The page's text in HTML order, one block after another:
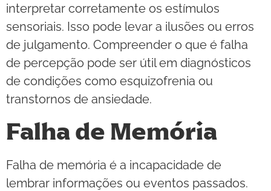
interpretar corretamente os estímulos
sensoriais. Isso pode levar a ilusões ou erros
de julgamento. Compreender o que é falha
de percepção pode ser útil em diagnósticos
de condições como esquizofrenia ou
transtornos de ansiedade.
Falha de Memória
Falha de memória é a incapacidade de
lembrar informações ou eventos passados.